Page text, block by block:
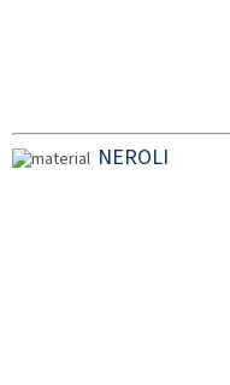
NEROLI